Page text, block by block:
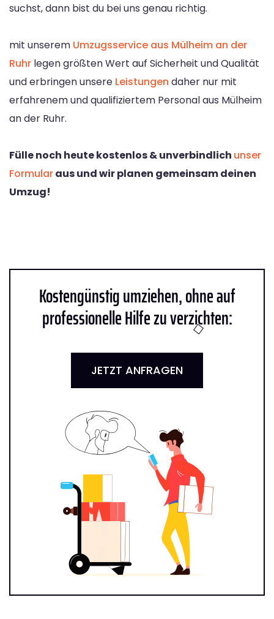
suchst, dann bist du bei uns genau richtig.
mit unserem Umzugsservice aus Mülheim an der
Ruhr legen größten Wert auf Sicherheit und Qualität
und erbringen unsere Leistungen daher nur mit
erfahrenem und qualifiziertem Personal aus Mülheim
an der Ruhr.
Fülle noch heute kostenlos & unverbindlich unser
Formularaus und wir planen gemeinsam deinen
Umzug!
Kostengünstig umziehen, ohne auf
professionelle Hilfe zu verzichten:
JETZT ANFRAGEN